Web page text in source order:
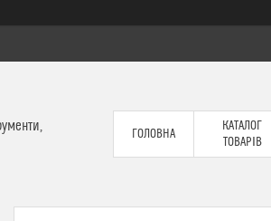
ГОЛОВНА
КАТАЛОГ
ТОВАРІВ